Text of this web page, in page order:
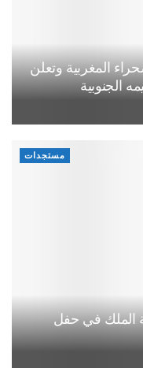
المغربية وتعلن
الجنوبية
مستجدات
الملك في حفل